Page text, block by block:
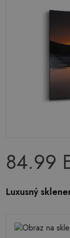
84.99
Luxusný